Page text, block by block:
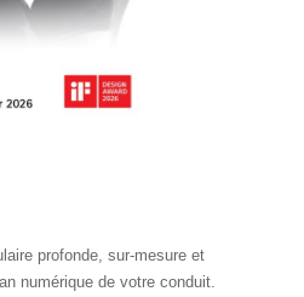
profonde, sur-mesure et
numérique de votre conduit.